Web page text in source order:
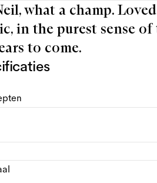
what a champ.
in the purest sense
to come.